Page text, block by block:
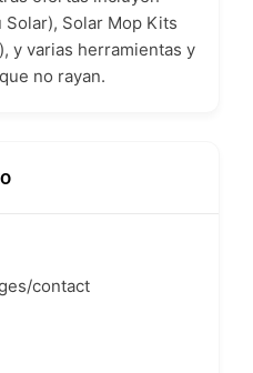
Solar), Solar Mop Kits
y varias herramientas y
no rayan.
contact